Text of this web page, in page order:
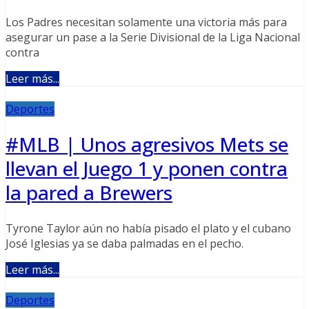
Los Padres necesitan solamente una victoria más para
asegurar un pase a la Serie Divisional de la Liga Nacional
contra
Leer más...
Deportes
#MLB | Unos agresivos Mets se
llevan el Juego 1 y ponen contra
la pared a Brewers
Tyrone Taylor aún no había pisado el plato y el cubano
José Iglesias ya se daba palmadas en el pecho.
Leer más...
Deportes